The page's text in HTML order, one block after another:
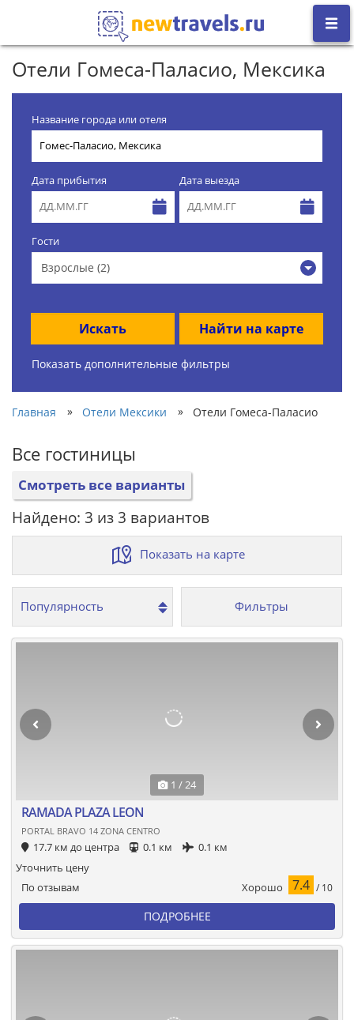
Отели Гомеса-Паласио, Мексика
Название города или отеля
Дата прибытия Дата выезда
Гости
Взрослые (2)
Искать Найти на карте
Показать дополнительные фильтры
Главная » Отели Мексики » Отели Гомеса-Паласио
Все гостиницы
Смотреть все варианты
Найдено: 3 из 3 вариантов
Показать на карте
Фильтры
1 / 24
RAMADA PLAZA LEON
PORTAL BRAVO 14 ZONA CENTRO
17.7 км до центра 0.1 км 0.1 км
По отзывам Хорошо 7.4 / 10
Уточнить цену
ПОДРОБНЕЕ